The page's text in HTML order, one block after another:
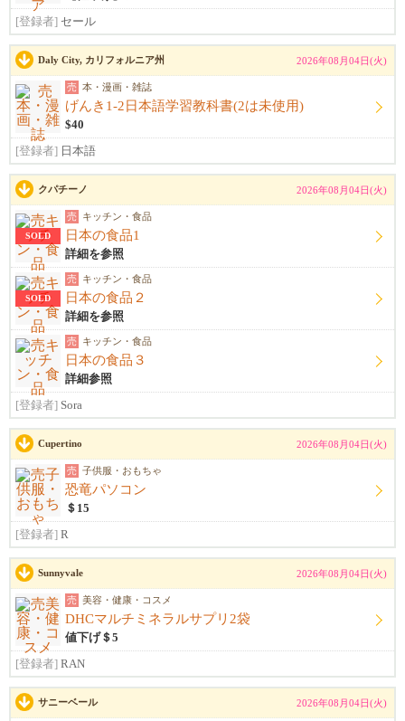
[登録者] セール
Daly City, カリフォルニア州 2026年08月04日(火)
売 本・漫画・雑誌
げんき1-2日本語学習教科書(2は未使用)
$40
[登録者] 日本語
クパチーノ 2026年08月04日(火)
SOLD
売 キッチン・食品
日本の食品1
詳細を参照
SOLD
売 キッチン・食品
日本の食品２
詳細を参照
売 キッチン・食品
日本の食品３
詳細参照
[登録者] Sora
Cupertino 2026年08月04日(火)
売 子供服・おもちゃ
恐竜パソコン
＄15
[登録者] R
Sunnyvale 2026年08月04日(火)
売 美容・健康・コスメ
DHCマルチミネラルサプリ2袋
値下げ＄5
[登録者] RAN
サニーベール 2026年08月04日(火)